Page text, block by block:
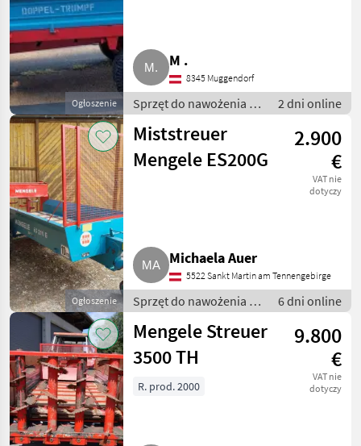
Ogłoszenie
M .
8345 Muggendorf
Sprzęt do nawożenia i
nawadniania /
Rozsiewacze kompostu
i obornika
2 dni online
Ogłoszenie
Miststreuer
Mengele ES200G
2.900
€
VAT nie
dotyczy
Michaela Auer
5522 Sankt Martin am Tennengebirge
Sprzęt do nawożenia i
nawadniania /
Rozsiewacze kompostu
i obornika
6 dni online
Mengele Streuer
3500 TH
9.800
€
VAT nie
dotyczy
R. prod. 2000